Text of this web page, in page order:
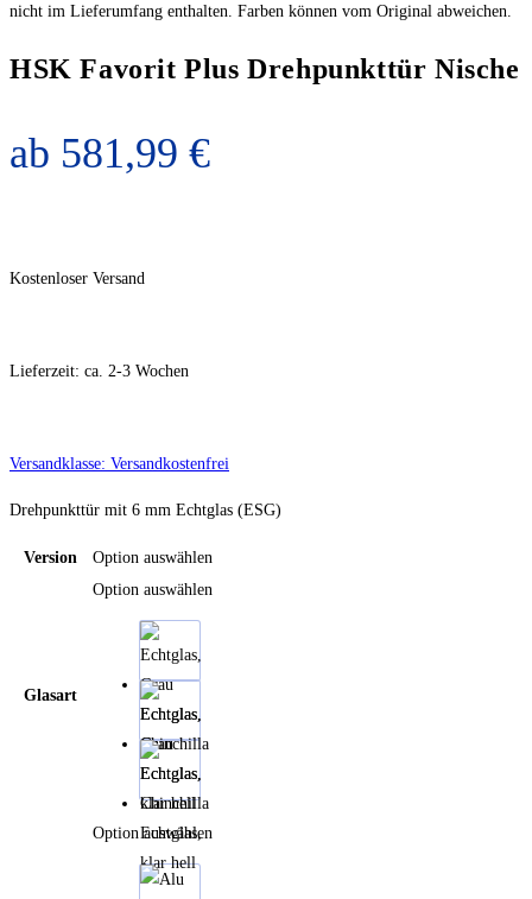
nicht im Lieferumfang enthalten. Farben können vom Original abweichen.
HSK Favorit Plus Drehpunkttür Nische
ab 581,99 €
Kostenloser Versand
Lieferzeit: ca. 2-3 Wochen
Versandklasse: Versandkostenfrei
Drehpunkttür mit 6 mm Echtglas (ESG)
Version Option auswählen
Glasart
Option auswählen
Echtglas,
Grau
Echtglas,
Chinchilla
Echtglas,
klar hell
Option auswählen